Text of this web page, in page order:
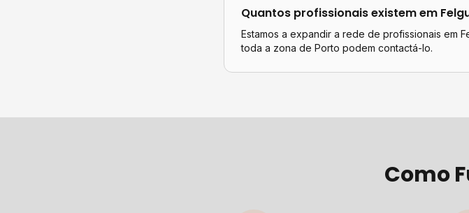
Quantos profissionais existem em
Estamos a expandir a rede de profissionais em
toda a zona de Porto podem contactá-lo.
Como